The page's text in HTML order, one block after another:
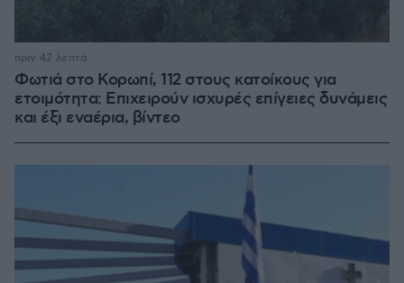
Φωτιά στο Κορωπί, 112 στους κατοίκους για
ετοιμότητα: Επιχειρούν ισχυρές επίγειες δυνάμεις
και έξι εναέρια, βίντεο
πριν 42 λεπτά